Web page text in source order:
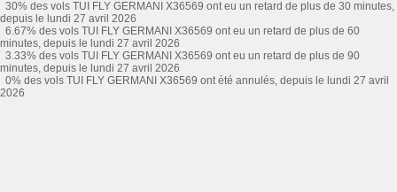
30% des vols TUI FLY GERMANI X36569 ont eu un retard de plus de 30 minutes,
depuis le lundi 27 avril 2026
6.67% des vols TUI FLY GERMANI X36569 ont eu un retard de plus de 60
minutes, depuis le lundi 27 avril 2026
3.33% des vols TUI FLY GERMANI X36569 ont eu un retard de plus de 90
minutes, depuis le lundi 27 avril 2026
0% des vols TUI FLY GERMANI X36569 ont été annulés, depuis le lundi 27 avril
2026